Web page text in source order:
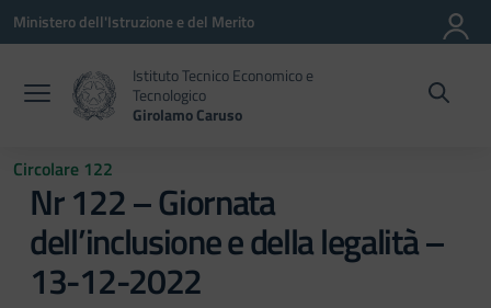
Vai ai contenuti
Vai al menu di navigazione
Vai al footer
Ministero dell'Istruzione e del Merito
Istituto Tecnico Economico e
Tecnologico
Girolamo Caruso
Circolare 122
Nr 122 – Giornata
dell’inclusione e della legalità –
13-12-2022